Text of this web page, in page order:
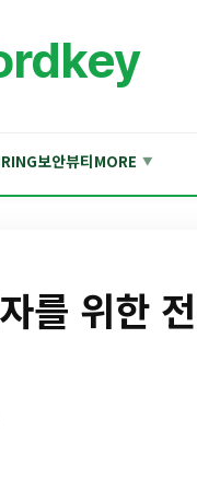
보안뷰티MORE ▼
를 위한